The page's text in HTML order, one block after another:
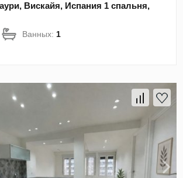
Вискайя, Испания 1 спальня,
Ванных: 1